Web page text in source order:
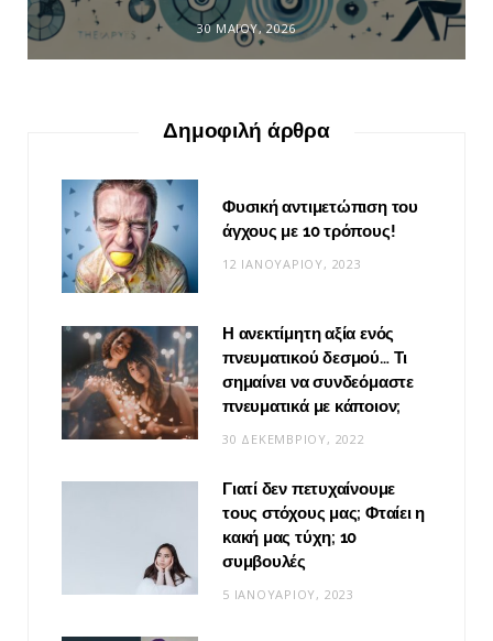
30 ΜΑΪ́ΟΥ, 2026
Δημοφιλή άρθρα
Φυσική αντιμετώπιση του
άγχους με 10 τρόπους!
12 ΙΑΝΟΥΑΡΊΟΥ, 2023
Η ανεκτίμητη αξία ενός
πνευματικού δεσμού… Τι
σημαίνει να συνδεόμαστε
πνευματικά με κάποιον;
30 ΔΕΚΕΜΒΡΊΟΥ, 2022
Γιατί δεν πετυχαίνουμε
τους στόχους μας; Φταίει η
κακή μας τύχη; 10
συμβουλές
5 ΙΑΝΟΥΑΡΊΟΥ, 2023